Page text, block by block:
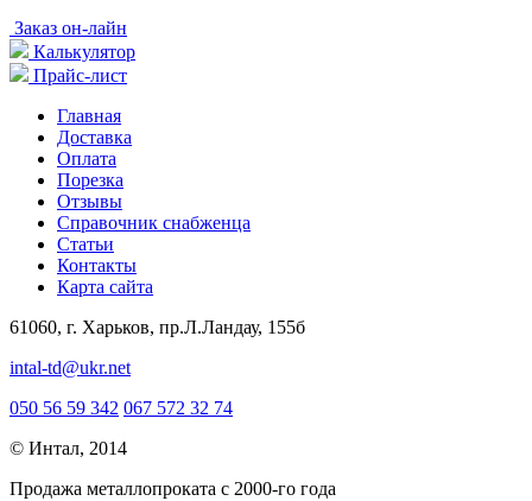
Заказ он-лайн
Калькулятор
Прайс-лист
Главная
Доставка
Оплата
Порезка
Отзывы
Справочник снабженца
Статьи
Контакты
Карта сайта
61060, г. Харьков, пр.Л.Ландау, 155б
intal-td@ukr.net
050 56 59 342 067 572 32 74
© Интал, 2014
Продажа металлопроката с 2000-го года